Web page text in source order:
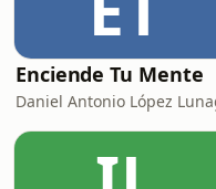
Enciende Tu Mente